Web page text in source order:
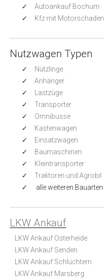
Autoankauf Bochum
Kfz mit Motorschaden
Nutzwagen Typen
Nützlinge
Anhänger
Lastzüge
Transporter
Omnibusse
Kastenwagen
Einsatzwagen
Baumaschinen
Kleintransporter
Traktoren und Agrobil
alle weiteren Bauarten
LKW Ankauf
LKW Ankauf Osterheide
LKW Ankauf Senden
LKW Ankauf Schlüchtern
LKW Ankauf Marsberg